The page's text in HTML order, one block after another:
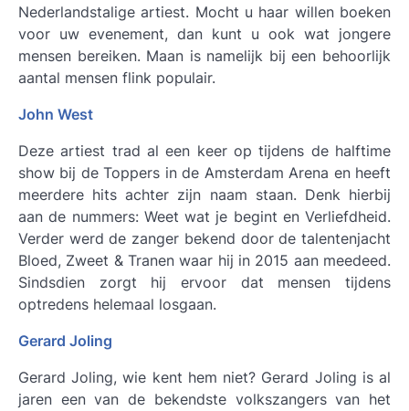
Nederlandstalige artiest. Mocht u haar willen boeken
voor uw evenement, dan kunt u ook wat jongere
mensen bereiken. Maan is namelijk bij een behoorlijk
aantal mensen flink populair.
John West
Deze artiest trad al een keer op tijdens de halftime
show bij de Toppers in de Amsterdam Arena en heeft
meerdere hits achter zijn naam staan. Denk hierbij
aan de nummers: Weet wat je begint en Verliefdheid.
Verder werd de zanger bekend door de talentenjacht
Bloed, Zweet & Tranen waar hij in 2015 aan meedeed.
Sindsdien zorgt hij ervoor dat mensen tijdens
optredens helemaal losgaan.
Gerard Joling
Gerard Joling, wie kent hem niet? Gerard Joling is al
jaren een van de bekendste volkszangers van het